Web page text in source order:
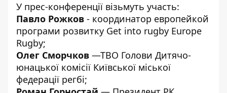
У прес-конференції візьмуть участь:
Павло Рожков - координатор европейкой
програми розвитку Get into rugby Europe
Rugby;
Олег Сморчков —ТВО Голови Дитячо-
юнацької комісії Київської міської
федерації регбі;